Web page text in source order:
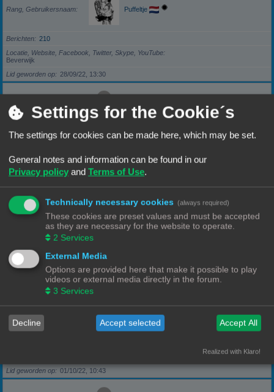
Rang, Gebruikersnaam Puffeltje
Berichten
210
Locatie, Website, Facebook, Twitter, Skype, YouTube
Beverwijk
Lid geworden op
28/09/22, 13:30
Rang, Gebruikersnaam darkzero
Berichten
5
Rang, Gebruikersnaam
Berichten
29/09/22, 17:18
Rang, Gebruikersnaam
Lid geworden op
30/09/22, 13:40
Rang, Gebruikersnaam Robbel2005
Lid geworden op
01/10/22, 10:43
Settings for the Cookie´s
The settings for cookies can be made here, which may be set.
General notes and information can be found in our
Privacy policy and Terms of Use.
Technically necessary cookies (always required)
These cookies are preset values and must be accepted
as they are necessary for the website to operate.
2 Services
External Media
Options are provided here that make it possible to play
videos or external media directly in the forum.
3 Services
Decline Accept selected Accept All
Realized with Klaro!